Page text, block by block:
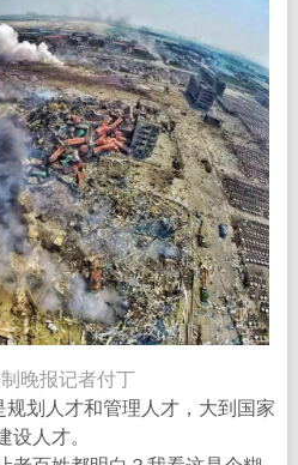
晚报记者付丁
规划人才和管理人才，大到国家
人才。